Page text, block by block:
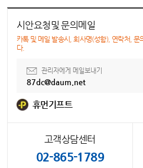
시안요청및 문의메일
카톡 및 메일 발송시, 회사명(성함), 연락처, 문
다.
관리자에게 메일보내기
87dc@daum.net
휴먼기프트
고객상담센터
02-865-1789